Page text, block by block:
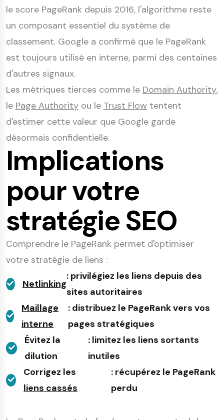
le score PageRank depuis 2016, l'algorithme reste
un composant essentiel du système de
classement. Google a confirmé que le PageRank
est toujours utilisé en interne, parmi des centaines
d'autres signaux.
Les métriques tierces comme le Domain Authority,
le Page Authority ou le Trust Flow tentent
d'estimer cette valeur que Google garde
désormais confidentielle.
Implications
pour votre
stratégie SEO
Comprendre le PageRank permet d'optimiser
votre stratégie de liens :
Netlinking
: privilégiez les liens depuis des
sites autoritaires
Maillage
interne
: distribuez le PageRank vers vos
pages stratégiques
Évitez la
dilution
: limitez les liens sortants
inutiles
Corrigez les
liens cassés
: récupérez le PageRank
perdu